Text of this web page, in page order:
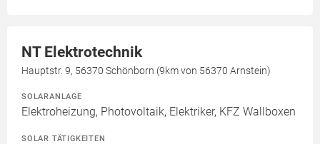
NT Elektrotechnik
Hauptstr. 9, 56370 Schönborn (9km von 56370 Arnstein)
SOLARANLAGE
Elektroheizung, Photovoltaik, Elektriker, KFZ Wallboxen
SOLAR TÄTIGKEITEN